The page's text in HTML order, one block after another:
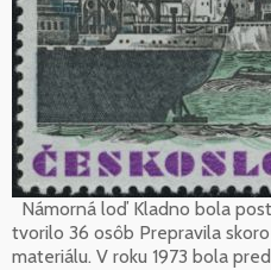
Námorná loď Kladno bola
tvorilo 36 osôb Prepravila
materiálu. V roku 1973 bola